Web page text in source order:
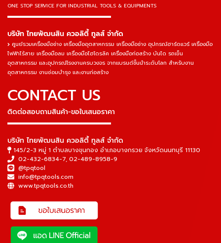
ONE STOP SERVICE FOR INDUSTRIAL TOOLS & EQUIPMENTS
▬▬▬▬▬▬▬▬▬▬▬▬▬▬▬
บริษัท ไทยพัฒนสิน ควอลิตี้ ทูลส์ จำกัด
ศูนย์รวมเครื่องมือช่าง เครื่องมืออุตสาหกรรม เครื่องมือช่าง อุปกรณ์ฮาร์ดแวร์ เครื่องมือ
ไฟฟ้าไร้สาย เครื่องมือลม เครื่องมือไฮโดรลิค เครื่องมือก่อสร้าง บันได รถเข็น
อุตสาหกรรม และอุปกรณ์โรงงานครบวงจร จากแบรนด์ชั้นนำระดับโลก สำหรับงาน
อุตสาหกรรม งานซ่อมบำรุง และงานก่อสร้าง
CONTACT US
ติดต่อสอบถามสินค้า-ขอใบเสนอราคา
▬▬▬▬▬▬▬▬▬▬▬▬▬▬▬
บริษัท ไทยพัฒนสิน ควอลิตี้ ทูลส์ จำกัด
145/2-3 หมู่ 1 ตำบลบางขุนกอง อำเภอบางกรวย จังหวัดนนทบุรี 11130
02-432-6834-7, 02-489-8958-9
@tpqtool
info@tpqtools.com
www.tpqtools.co.th